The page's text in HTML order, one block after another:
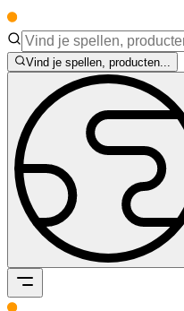
Vind je spellen, producten...